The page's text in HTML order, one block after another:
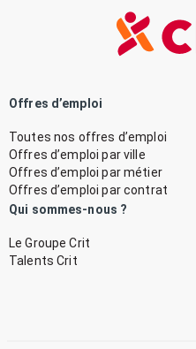
Offres d’emploi
Toutes nos offres d’emploi
Offres d’emploi par ville
Offres d’emploi par métier
Offres d’emploi par contrat
Qui sommes-nous ?
Le Groupe Crit
Talents Crit